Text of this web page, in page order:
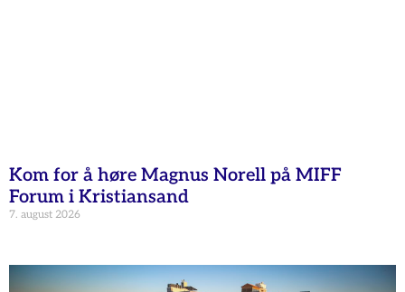
Kom for å høre Magnus Norell på MIFF
Forum i Kristiansand
7. august 2026